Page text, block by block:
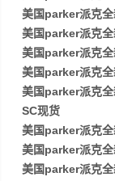
美国parker派克
美国parker派克
美国parker派克
美国parker派克
美国parker派克
SC现货
美国parker派克
美国parker派克
美国parker派克